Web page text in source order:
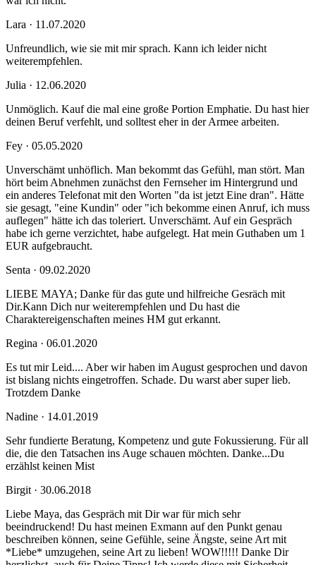
Lara · 11.07.2020
Unfreundlich, wie sie mit mir sprach. Kann ich leider nicht
weiterempfehlen.
Julia · 12.06.2020
Unmöglich. Kauf die mal eine große Portion Emphatie. Du hast hier
deinen Beruf verfehlt, und solltest eher in der Armee arbeiten.
Fey · 05.05.2020
Unverschämt unhöflich. Man bekommt das Gefühl, man stört. Man
hört beim Abnehmen zunächst den Fernseher im Hintergrund und
ein anderes Telefonat mit den Worten "da ist jetzt Eine dran". Hätte
sie gesagt, "eine Kundin" oder "ich bekomme einen Anruf, ich muss
auflegen" hätte ich das toleriert. Unverschämt. Auf ein Gespräch
habe ich gerne verzichtet, habe aufgelegt. Hat mein Guthaben um 1
EUR aufgebraucht.
Senta · 09.02.2020
LIEBE MAYA; Danke für das gute und hilfreiche Gesräch mit
Dir.Kann Dich nur weiterempfehlen und Du hast die
Charaktereigenschaften meines HM gut erkannt.
Regina · 06.01.2020
Es tut mir Leid.... Aber wir haben im August gesprochen und davon
ist bislang nichts eingetroffen. Schade. Du warst aber super lieb.
Trotzdem Danke
Nadine · 14.01.2019
Sehr fundierte Beratung, Kompetenz und gute Fokussierung. Für all
die, die den Tatsachen ins Auge schauen möchten. Danke...Du
erzählst keinen Mist
Birgit · 30.06.2018
Liebe Maya, das Gespräch mit Dir war für mich sehr
beeindruckend! Du hast meinen Exmann auf den Punkt genau
beschreiben können, seine Gefühle, seine Ängste, seine Art mit
*Liebe* umzugehen, seine Art zu lieben! WOW!!!!! Danke Dir